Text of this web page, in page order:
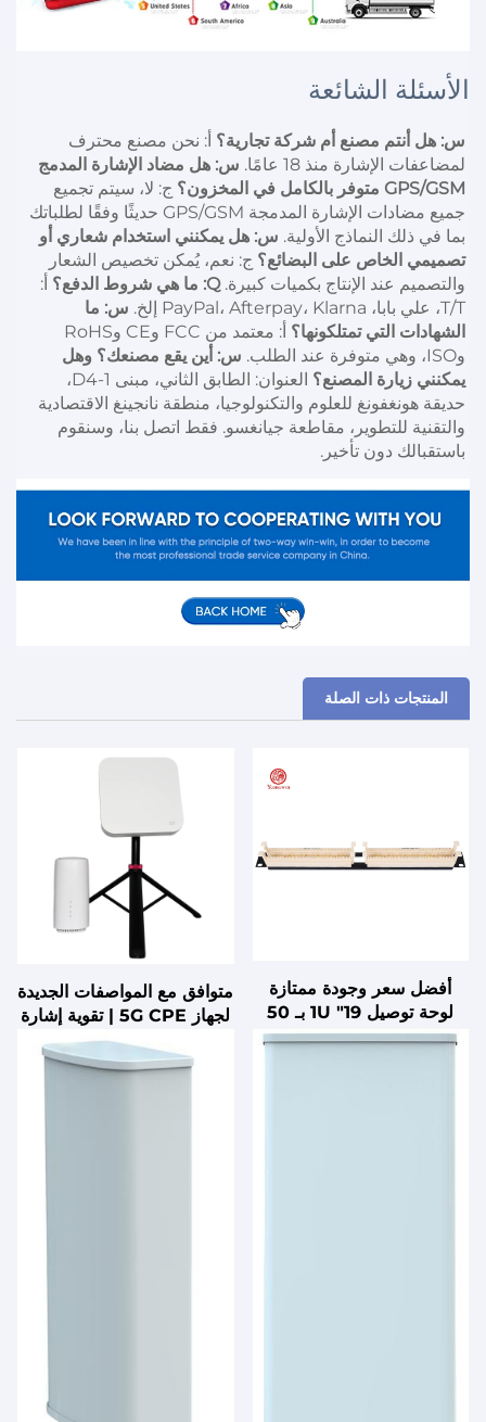
الأسئلة الشائعة
س: هل أنتم مصنع أم شركة تجارية؟
لمضاعفات الإشارة منذ 18 عامًا.
GPS/GSM متوفر بالكامل في المخزون؟
بما في ذلك النماذج الأولية.
تصميمي الخاص على البضائع؟
والتصميم عند الإنتاج بكميات كبيرة. Q: ما هي شروط الدفع؟
T/T، علي بابا، PayPal، Afterpay، Klarna إلخ.
الشهادات التي تمتلكونها؟
وISO، وهي متوفرة عند الطلب.
يمكنني زيارة المصنع؟
باستقبالك دون تأخير.
المنتجات ذات الصلة
متوافق مع المواصفات الجديدة
لجهاز 5G CPE | تقوية إشارة
Wi-Fi 6، مع هواتف منزلية/
أجهزة لوحية/تلفزيونات، جهاز
أفضل سعر وجودة ممتازة
لوحة توصيل 19" 1U بـ 50
زوج منفذ 110 لتركيب